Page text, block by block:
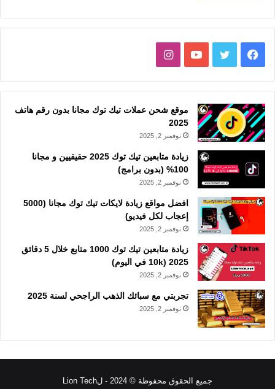
فيسبوك تويتر يوتيوبانستقرام
موقع شحن عملات تيك توك مجانا بدون رقم هاتف
2025
نوفمبر 2, 2025
زيادة متابعين تيك توك 2025 حقيقيين و مجانا
100% (بدون برامج)
نوفمبر 2, 2025
افضل مواقع زيادة لايكات تيك توك مجانا (5000
إعجاب لكل فيديو)
نوفمبر 2, 2025
زيادة متابعين تيك توك 1000 متابع خلال 5 دقائق
2025 (10k في اليوم)
نوفمبر 2, 2025
تجربتي مع سبائك الذهب الراجحي لسنة 2025
نوفمبر 2, 2025
جميع الحقوق محفوظة © 2024 - لLion Tech